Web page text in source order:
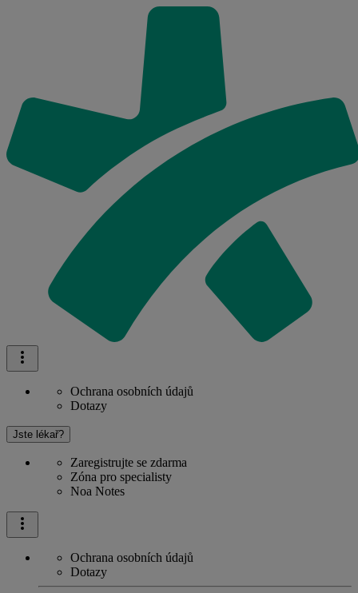
Ochrana osobních údajů
Dotazy
Jste lékař?
Zaregistrujte se zdarma
Zóna pro specialisty
Noa Notes
Ochrana osobních údajů
Dotazy